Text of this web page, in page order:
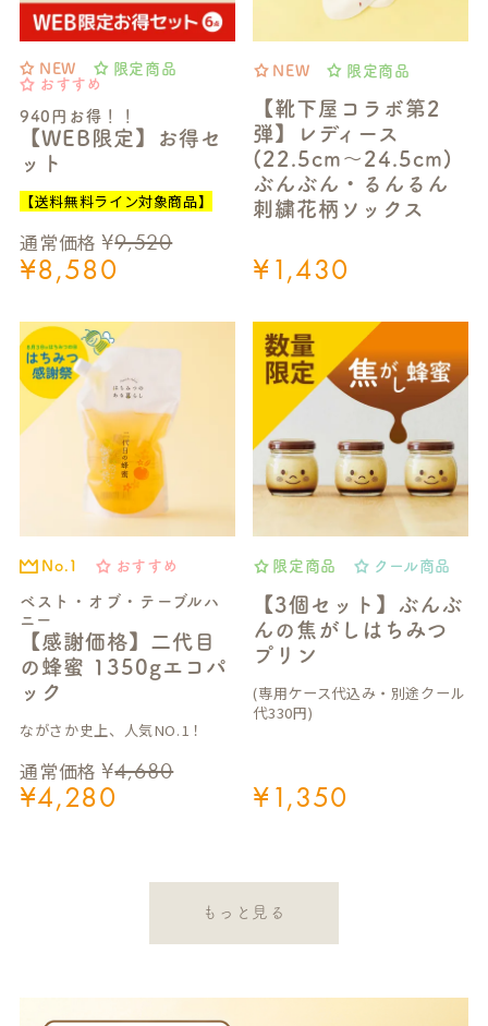
940円お得！！
【WEB限定】お得セ
ット
NEW
限定商品
おすすめ
通常価格 ¥9,520
¥8,580
【送料無料ライン対象商品】
【靴下屋コラボ第2
弾】レディース
(22.5cm～24.5cm)
ぶんぶん・るんるん
刺繍花柄ソックス
NEW 限定商品
¥1,430
ベスト・オブ・テーブルハ
ニー
【感謝価格】二代目
の蜂蜜 1350gエコパ
ック
No.1 おすすめ
通常価格 ¥4,680
¥4,280
ながさか史上、人気NO.1！
【3個セット】ぶんぶ
んの焦がしはちみつ
プリン
限定商品 クール商品
¥1,350
(専用ケース代込み・別途クール
代330円)
もっと見る